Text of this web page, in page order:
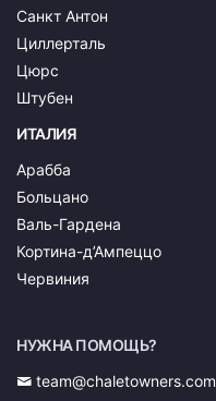
Санкт Антон
Циллерталь
Цюрс
Штубен
ИТАЛИЯ
Арабба
Больцано
Валь-Гардена
Кортина-д’Ампеццо
Червиния
НУЖНА ПОМОЩЬ?
team@chaletowners.com